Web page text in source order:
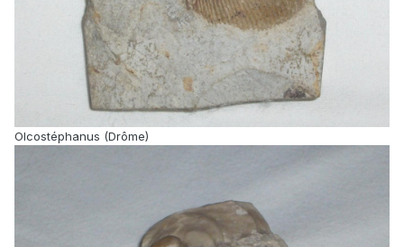
Olcostéphanus (Drôme)